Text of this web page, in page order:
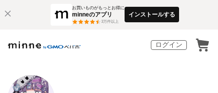
お買いものがもっとお得に
minneのアプリ
3万件以上
インストールする
ログイン